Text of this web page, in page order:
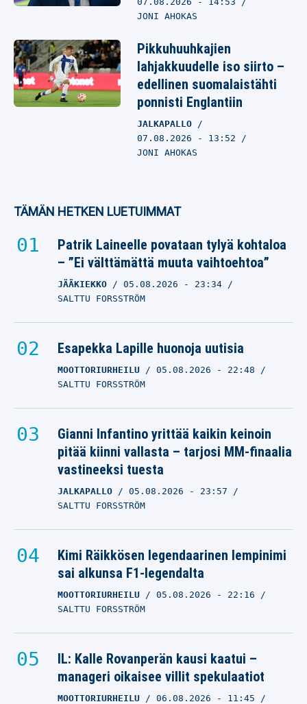
JONI AHOKAS
Pikkuhuuhkajien
lahjakkuudelle iso siirto –
edellinen suomalaistähti
ponnisti Englantiin
JALKAPALLO
07.08.2026 - 13:52
JONI AHOKAS
TÄMÄN HETKEN LUETUIMMAT
Patrik Laineelle povataan tylyä kohtaloa
– ”Ei välttämättä muuta vaihtoehtoa”
JÄÄKIEKKO 05.08.2026 - 23:34
SALTTU FORSSTRÖM
Esapekka Lapille huonoja uutisia
MOOTTORIURHEILU 05.08.2026 - 22:48
SALTTU FORSSTRÖM
Gianni Infantino yrittää kaikin keinoin
pitää kiinni vallasta – tarjosi MM-finaalia
vastineeksi tuesta
JALKAPALLO 05.08.2026 - 23:57
SALTTU FORSSTRÖM
Kimi Räikkösen legendaarinen lempinimi
sai alkunsa F1-legendalta
MOOTTORIURHEILU 05.08.2026 - 22:16
SALTTU FORSSTRÖM
IL: Kalle Rovanperän kausi kaatui –
manageri oikaisee villit spekulaatiot
MOOTTORIURHEILU 06.08.2026 - 11:45